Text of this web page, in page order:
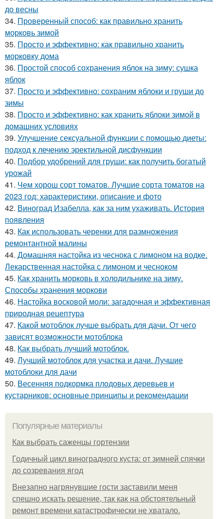
до весны
34. Проверенный способ: как правильно хранить
морковь зимой
35. Просто и эффективно: как правильно хранить
морковку дома
36. Простой способ сохранения яблок на зиму: сушка
яблок
37. Просто и эффективно: сохраним яблоки и груши до
зимы
38. Просто и эффективно: как хранить яблоки зимой в
домашних условиях
39. Улучшение сексуальной функции с помощью диеты:
подход к лечению эректильной дисфункции
40. Подбор удобрений для груши: как получить богатый
урожай
41. Чем хорош сорт томатов. Лучшие сорта томатов на
2023 год: характеристики, описание и фото
42. Виноград Изабелла, как за ним ухаживать. История
появления
43. Как использовать черенки для размножения
ремонтантной малины
44. Домашняя настойка из чеснока с лимоном на водке.
Лекарственная настойка с лимоном и чесноком
45. Как хранить морковь в холодильнике на зиму.
Способы хранения моркови
46. Настойка восковой моли: загадочная и эффективная
природная рецептура
47. Какой мотоблок лучше выбрать для дачи. От чего
зависят возможности мотоблока
48. Как выбрать лучший мотоблок.
49. Лучший мотоблок для участка и дачи. Лучшие
мотоблоки для дачи
50. Весенняя подкормка плодовых деревьев и
кустарников: основные принципы и рекомендации
Популярные материалы
Как выбрать саженцы гортензии
Годичный цикл виноградного куста: от зимней спячки
до созревания ягод
Внезапно нагрянувшие гости заставили меня
спешно искать решение, так как на обстоятельный
ремонт времени катастрофически не хватало.